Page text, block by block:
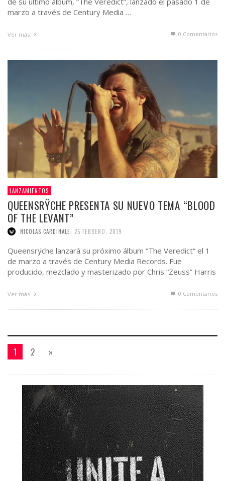
marzo a través de Century Media …
Ver más 0 Comentarios
LANZAMIENTOS
QUEENSRŸCHE PRESENTA SU NUEVO TEMA “BLOOD
OF THE LEVANT”
NICOLAS CARDINALE 25 FEBRERO, 2019
Queensrÿche lanzará su próximo álbum “The Veredict” el 1
de marzo a través de Century Media Records. Fue
producido, mezclado y masterizado por Chris “Zeuss” Harris
Ver más 0 Comentarios
1 2 »